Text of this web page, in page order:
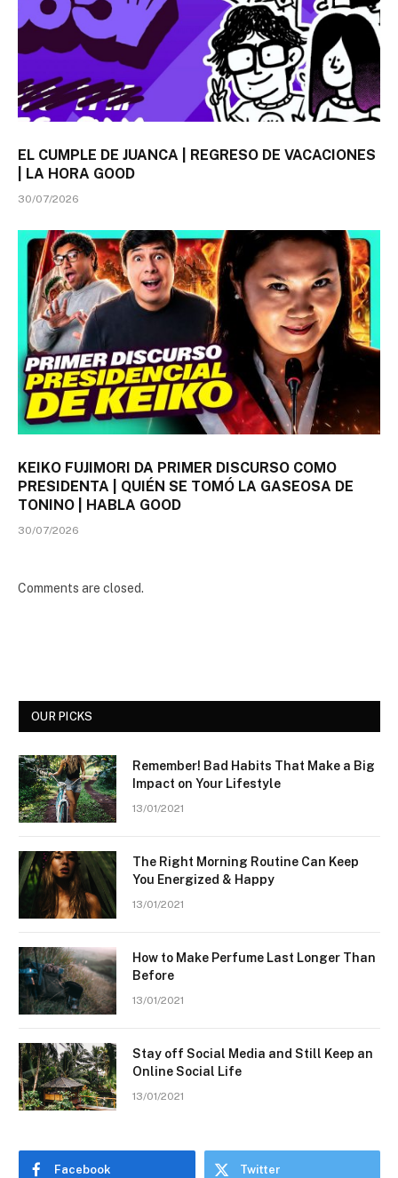
EL CUMPLE DE JUANCA | REGRESO DE VACACIONES
| LA HORA GOOD
30/07/2026
KEIKO FUJIMORI DA PRIMER DISCURSO COMO
PRESIDENTA | QUIÉN SE TOMÓ LA GASEOSA DE
TONINO | HABLA GOOD
30/07/2026
Comments are closed.
OUR PICKS
Remember! Bad Habits That Make a Big
Impact on Your Lifestyle
13/01/2021
The Right Morning Routine Can Keep
You Energized & Happy
13/01/2021
How to Make Perfume Last Longer Than
Before
13/01/2021
Stay off Social Media and Still Keep an
Online Social Life
13/01/2021
Facebook Twitter